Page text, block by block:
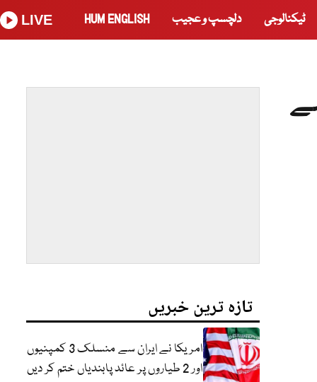
ٹیکنالوجی دلچسپ و عجیب HUM ENGLISH
LIVE
تازہ ترین خبریں
امریکا نے ایران سے منسلک 3 کمپنیوں
اور 2 طیاروں پر عائد پابندیاں ختم کر دیں